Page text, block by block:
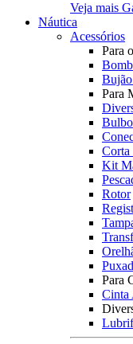
Veja mais
Náutica
Acessórios
Para
Para
Bulbo
Kit
Rotor
Para
Cinta